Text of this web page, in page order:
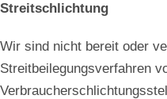
Streitschlichtung
Wir sind nicht bereit oder
Streitbeilegungsverfahren